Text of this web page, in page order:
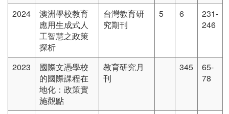
2024
澳洲學校教育
應用生成式人
工智慧之政策
探析
台灣教育研
究期刊
5 6
231-
246
2023
國際文憑學校
的國際課程在
地化：政策實
施觀點
教育研究月
刊
345
65-
78